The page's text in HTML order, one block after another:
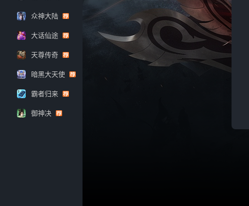
众神大陆
大话仙途
天尊传奇
暗黑大天使
霸者归来
御神决